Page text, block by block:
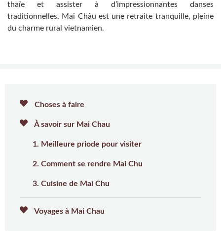
thaïe et assister à d’impressionnantes danses
traditionnelles. Mai Châu est une retraite tranquille, pleine
du charme rural vietnamien.
Choses à faire
À savoir sur Mai Chau
1. Meilleure priode pour visiter
2. Comment se rendre Mai Chu
3. Cuisine de Mai Chu
Voyages à Mai Chau